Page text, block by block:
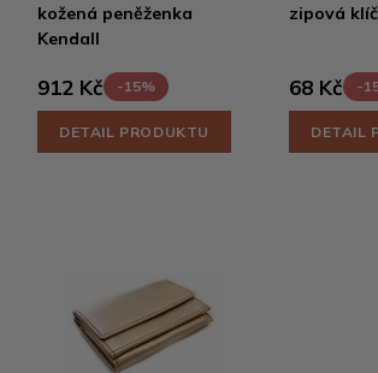
kožená peněženka
Kendall
912 Kč -15%
DETAIL PRODUKTU
zipová
68 Kč -
DETAIL